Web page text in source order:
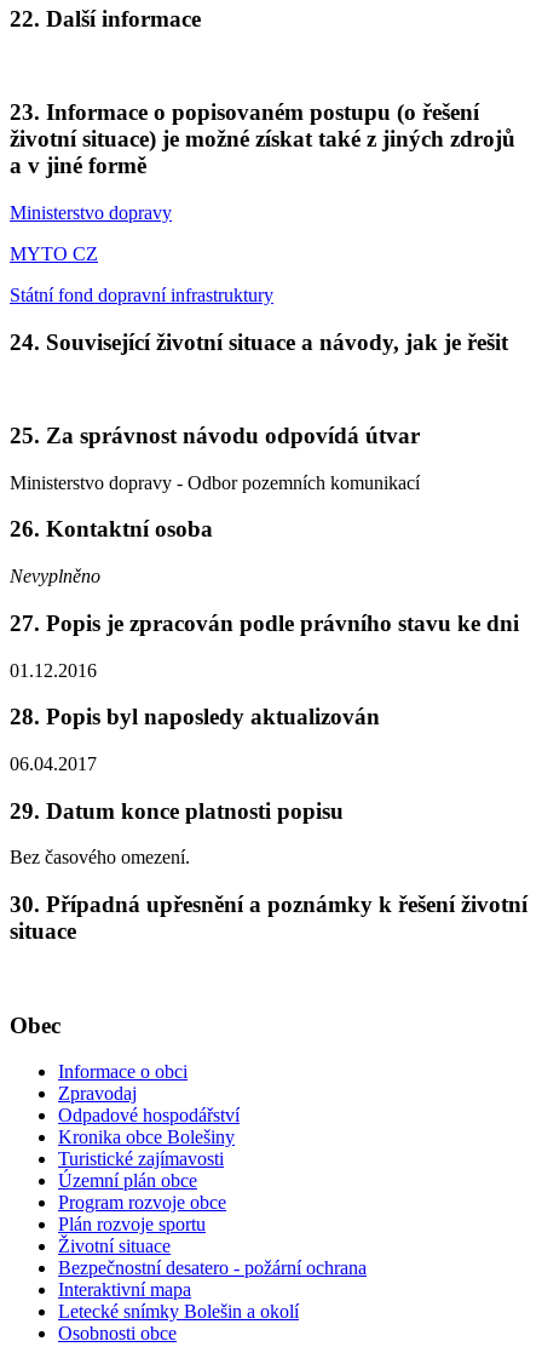
22. Další informace
23. Informace o popisovaném postupu (o řešení
životní situace) je možné získat také z jiných zdrojů
a v jiné formě
Ministerstvo dopravy
MYTO CZ
Státní fond dopravní infrastruktury
24. Související životní situace a návody, jak je řešit
25. Za správnost návodu odpovídá útvar
Ministerstvo dopravy - Odbor pozemních komunikací
26. Kontaktní osoba
Nevyplněno
27. Popis je zpracován podle právního stavu ke dni
01.12.2016
28. Popis byl naposledy aktualizován
06.04.2017
29. Datum konce platnosti popisu
Bez časového omezení.
30. Případná upřesnění a poznámky k řešení životní
situace
Obec
Informace o obci
Zpravodaj
Odpadové hospodářství
Kronika obce Bolešiny
Turistické zajímavosti
Územní plán obce
Program rozvoje obce
Plán rozvoje sportu
Životní situace
Bezpečnostní desatero - požární ochrana
Interaktivní mapa
Letecké snímky Bolešin a okolí
Osobnosti obce